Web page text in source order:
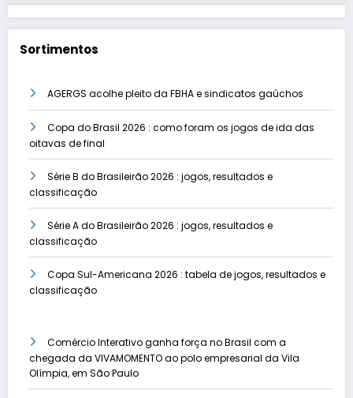
Sortimentos
AGERGS acolhe pleito da FBHA e sindicatos gaúchos
Copa do Brasil 2026 : como foram os jogos de ida das
oitavas de final
Série B do Brasileirão 2026 : jogos, resultados e
classificação
Série A do Brasileirão 2026 : jogos, resultados e
classificação
Copa Sul-Americana 2026 : tabela de jogos, resultados e
classificação
Comércio Interativo ganha força no Brasil com a
chegada da VIVAMOMENTO ao polo empresarial da Vila
Olímpia, em São Paulo